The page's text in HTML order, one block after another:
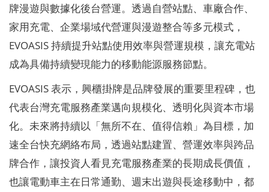
牌漫遊與數據化後台營運。透過自營站點、車廠合作、
家用充電、企業場域代營運與漫遊整合等多元模式，
EVOASIS 持續提升站點使用效率與營運規模，讓充電站
成為具備持續變現能力的移動能源服務節點。
EVOASIS 表示，興櫃掛牌是品牌發展的重要里程碑，也
代表台灣充電服務產業邁向規模化、透明化與資本市場
化。未來將持續以「無所不在、值得信賴」為目標，加
速全台快充網絡布局，透過站點建置、營運效率與跨品
牌合作，讓投資人看見充電服務產業的長期成長價值，
也讓電動車主在日常通勤、週末出遊與長途移動中，都